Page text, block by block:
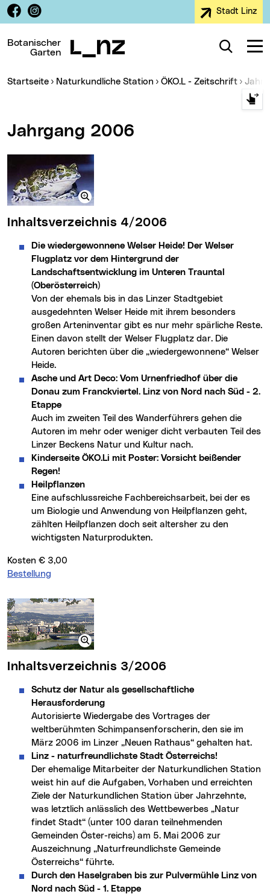
Zur Navigation
Zum Inhalt
Zur Suche
Facebook
Instagram Stadt Linz
Botanischer
Garten
Suche
Sie sind hier:
Startseite Naturkundliche Station ÖKO.L - Zeitschrift
Jahrgang 2006
Inhaltsverzeichnis 4/2006
Die wiedergewonnene Welser Heide! Der Welser
Flugplatz vor dem Hintergrund der
Landschaftsentwicklung im Unteren Trauntal
(Oberösterreich)
Von der ehemals bis in das Linzer Stadtgebiet
ausgedehnten Welser Heide mit ihrem besonders
großen Arteninventar gibt es nur mehr spärliche Reste.
Einen davon stellt der Welser Flugplatz dar. Die
Autoren berichten über die „wiedergewonnene“ Welser
Heide.
Asche und Art Deco: Vom Urnenfriedhof über die
Donau zum Franckviertel. Linz von Nord nach Süd - 2.
Etappe
Auch im zweiten Teil des Wanderführers gehen die
Autoren im mehr oder weniger dicht verbauten Teil des
Linzer Beckens Natur und Kultur nach.
Kinderseite ÖKO.Li mit Poster: Vorsicht beißender
Regen!
Heilpflanzen
Eine aufschlussreiche Fachbereichsarbeit, bei der es
um Biologie und Anwendung von Heilpflanzen geht,
zählten Heilpflanzen doch seit altersher zu den
wichtigsten Naturprodukten.
Kosten € 3,00
Bestellung
Inhaltsverzeichnis 3/2006
Schutz der Natur als gesellschaftliche
Herausforderung
Autorisierte Wiedergabe des Vortrages der
weltberühmten Schimpansenforscherin, den sie im
März 2006 im Linzer „Neuen Rathaus“ gehalten hat.
Linz - naturfreundlichste Stadt Österreichs!
Der ehemalige Mitarbeiter der Naturkundlichen Station
weist hin auf die Aufgaben, Vorhaben und erreichten
Ziele der Naturkundlichen Station über Jahrzehnte,
was letztlich anlässlich des Wettbewerbes „Natur
findet Stadt“ (unter 100 daran teilnehmenden
Gemeinden Öster-reichs) am 5. Mai 2006 zur
Auszeichnung „Naturfreundlichste Gemeinde
Österreichs“ führte.
Durch den Haselgraben bis zur Pulvermühle Linz von
Nord nach Süd - 1. Etappe